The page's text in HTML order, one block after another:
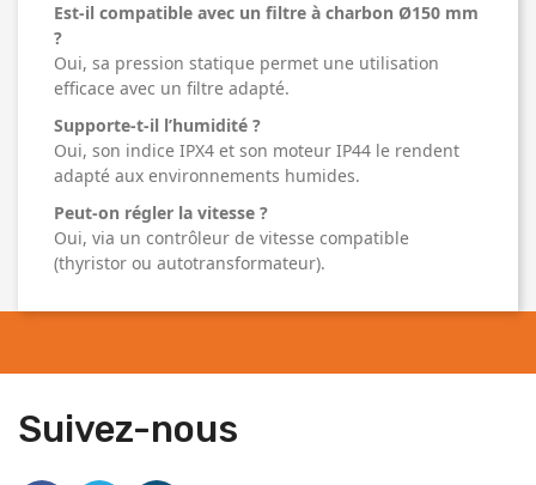
Est-il compatible avec un filtre à charbon Ø150 mm
?
Oui, sa pression statique permet une utilisation
efficace avec un filtre adapté.
Supporte-t-il l’humidité ?
Oui, son indice IPX4 et son moteur IP44 le rendent
adapté aux environnements humides.
Peut-on régler la vitesse ?
Oui, via un contrôleur de vitesse compatible
(thyristor ou autotransformateur).
Suivez-nous